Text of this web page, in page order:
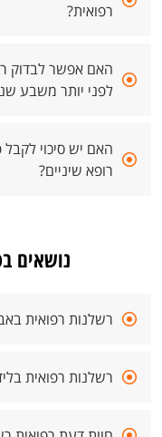
רפואית?
האם אפשר לבדוק
לפני יותר משבע
האם יש סיכוי לקבל
רופא שיניים?
נושאים
רשלנות רפואית
רשלנות רפואית